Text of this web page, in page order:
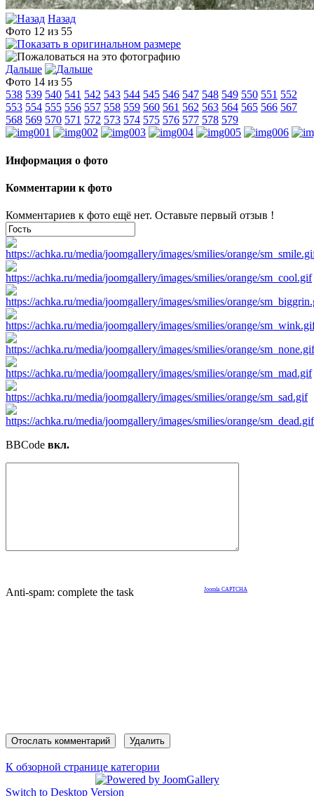
Назад
Фото 12 из 55
Дальше
Фото 14 из 55
538 539 540 541 542 543 544 545 546 547 548 549 550 551 552
553 554 555 556 557 558 559 560 561 562 563 564 565 566 567
568 569 570 571 572 573 574 575 576 577 578 579
Информация о фото
Комментарии к фото
Комментариев к фото ещё нет. Оставьте первый отзыв !
BBCode вкл.
Anti-spam: complete the task Joomla CAPTCHA
К обзорной странице категории
Switch to Desktop Version